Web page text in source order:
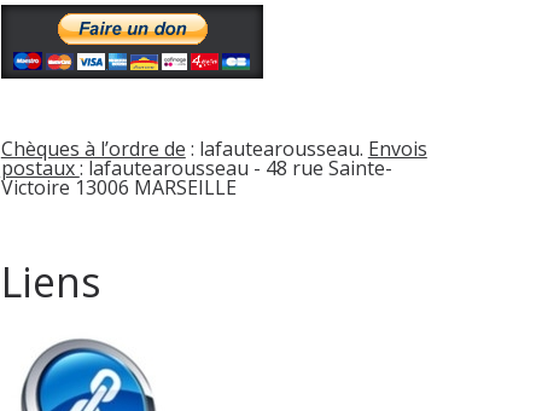
Chèques à l’ordre de : lafautearousseau. Envois
postaux: lafautearousseau - 48 rue Sainte-
Victoire 13006 MARSEILLE
Liens